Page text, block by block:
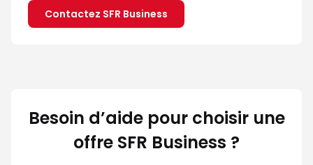
Contactez SFR Business
Besoin d’aide pour choisir une
offre SFR Business ?